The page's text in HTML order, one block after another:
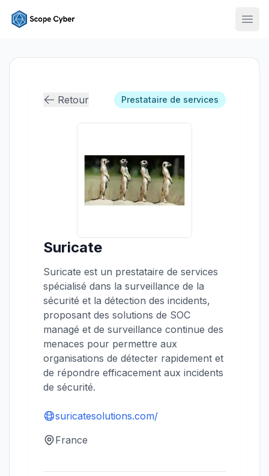
Retour Prestataire de services
Suricate
Suricate est un prestataire de services
spécialisé dans la surveillance de la
sécurité et la détection des incidents,
proposant des solutions de SOC
managé et de surveillance continue des
menaces pour permettre aux
organisations de détecter rapidement et
de répondre efficacement aux incidents
de sécurité.
suricatesolutions.com/
France